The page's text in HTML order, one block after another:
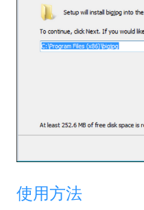
使用方法